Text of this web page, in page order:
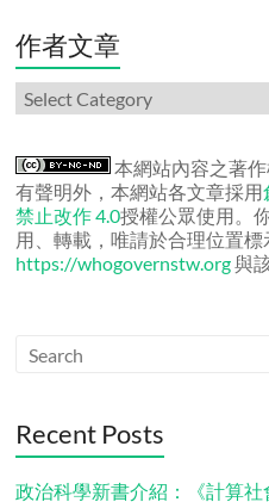
章
作者文章
作
者
章
本網站內容之著
有聲明外，本網站各文章採用
禁止改作 4.0授權公眾使用。
用、轉載，唯請於合理位置標
https://whogovernstw.org與
Recent Posts
政治科學新書介紹：《計算社